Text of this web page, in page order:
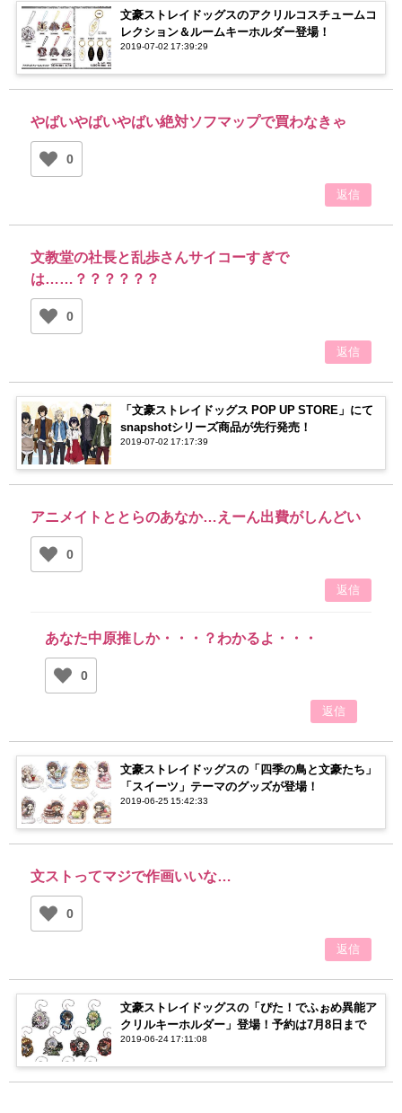
文豪ストレイドッグスのアクリルコスチュームコ
レクション＆ルームキーホルダー登場！
2019-07-02 17:39:29
やばいやばいやばい絶対ソフマップで買わなきゃ
0
返信
文教堂の社長と乱歩さんサイコーすぎで
は……？？？？？？
0
返信
「文豪ストレイドッグス POP UP STORE」にて
snapshotシリーズ商品が先行発売！
2019-07-02 17:17:39
アニメイトととらのあなか…えーん出費がしんどい
0
返信
あなた中原推しか・・・？わかるよ・・・
0
返信
文豪ストレイドッグスの「四季の鳥と文豪たち」
「スイーツ」テーマのグッズが登場！
2019-06-25 15:42:33
文ストってマジで作画いいな…
0
返信
文豪ストレイドッグスの「ぴた！でふぉめ異能ア
クリルキーホルダー」登場！予約は7月8日まで
2019-06-24 17:11:08